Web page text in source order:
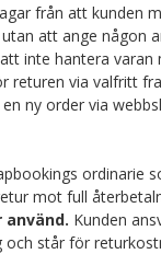
från att kunden
att ange någon
inte hantera
returen via valfritt
ny order via
mot full
använd. Kunden
står för